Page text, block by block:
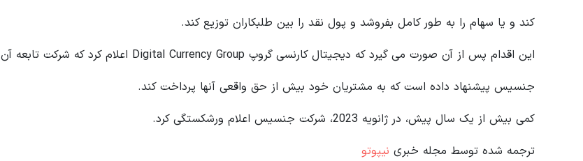
کند و یا سهام را به طور کامل بفروشد و پول نقد را بین طلبکاران توزیع کند.
این اقدام پس از آن صورت می گیرد که دیجیتال کارنسی گروپ Digital Currency Group اعلام کرد که شرکت تابعه آن
جنسیس پیشنهاد داده است که به مشتریان خود بیش از حق واقعی آنها پرداخت کند.
کمی بیش از یک سال پیش، در ژانویه 2023، شرکت جنسیس اعلام ورشکستگی کرد.
ترجمه شده توسط مجله خبری نیپوتو